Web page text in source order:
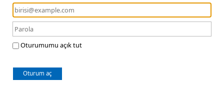
Oturumumu açık tut
Oturum aç